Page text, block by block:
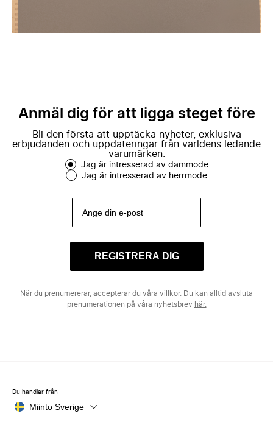
Anmäl dig för att ligga steget före
Bli den första att upptäcka nyheter, exklusiva
erbjudanden och uppdateringar från världens ledande
varumärken.
Jag är intresserad av dammode
Jag är intresserad av herrmode
REGISTRERA DIG
När du prenumererar, accepterar du våra villkor. Du kan alltid avsluta
prenumerationen på våra nyhetsbrev här.
Du handlar från
Miinto Sverige